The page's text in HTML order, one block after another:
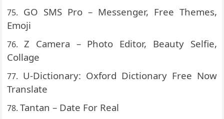
GO SMS Pro – Messenger, Free Themes,
Emoji
Z Camera – Photo Editor, Beauty Selfie,
Collage
U-Dictionary: Oxford Dictionary Free Now
Translate
Tantan – Date For Real